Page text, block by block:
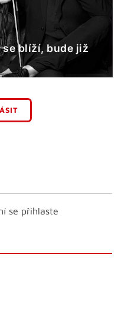
blíží, bude již
se přihlaste